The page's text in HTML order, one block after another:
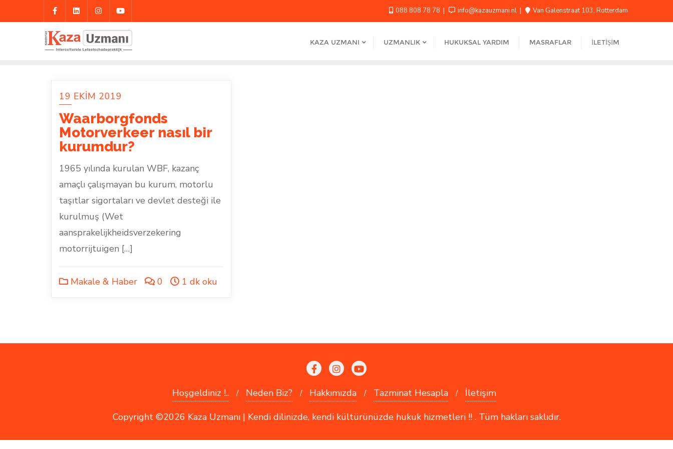
to
088 808 78 78 info@kazauzmani.nl Van Galenstraat 103, Rotterdam
KAZA UZMANI UZMANLIK HUKUKSAL YARDIM MASRAFLAR İLETIŞIM
19 EKIM 2019
Waarborgfonds
Motorverkeer nasıl bir
kurumdur?
1965 yılında kurulan WBF, kazanç
amaçlı çalışmayan bu kurum, motorlu
taşıtlar sigortaları ve devlet desteği ile
kurulmuş (Wet
aansprakelijkheidsverzekering
motorrijtuigen […]
Makale & Haber 0 1 dk oku
Hoşgeldiniz !.. Neden Biz? Hakkımızda Tazminat Hesapla
İletişim
Copyright ©2026 Kaza Uzmanı | Kendi dilinizde, kendi kültürünüzde hukuk hizmetleri !! . Tüm hakları saklıdır.